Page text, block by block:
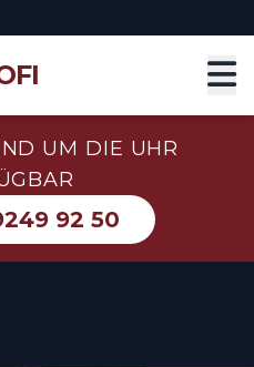
UM DIE UHR
92 50